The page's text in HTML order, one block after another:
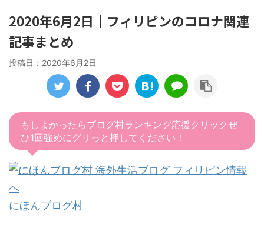
2020年6月2日｜フィリピンのコロナ関連
記事まとめ
投稿日： 2020年6月2日
もしよかったらブログ村ランキング応援クリックぜ
ひ1回強めにグリっと押してください！
にほんブログ村